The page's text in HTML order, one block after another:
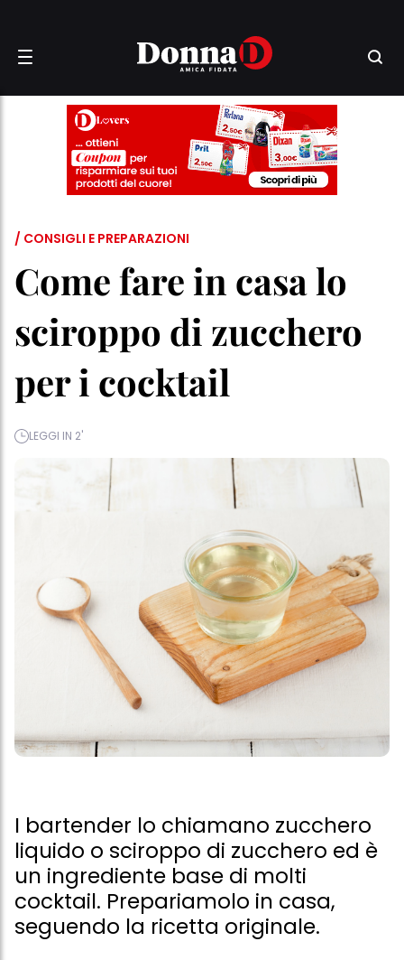
/ CONSIGLI E PREPARAZIONI
Come fare in casa lo
sciroppo di zucchero
per i cocktail
LEGGI IN 2'
I bartender lo chiamano zucchero
liquido o sciroppo di zucchero ed è
un ingrediente base di molti
cocktail. Prepariamolo in casa,
seguendo la ricetta originale.